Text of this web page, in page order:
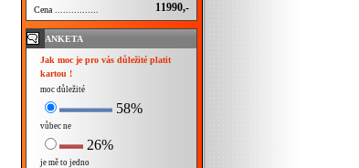
Cena ................
11990,-
ANKETA
Jak moc je pro vás důležité platit
kartou !
moc důležité
58%
vůbec ne
26%
je mě to jedno